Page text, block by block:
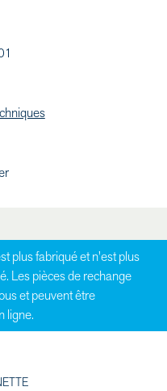
plus fabriqué et n'est plus
Les pièces de rechange
et peuvent être
ligne.